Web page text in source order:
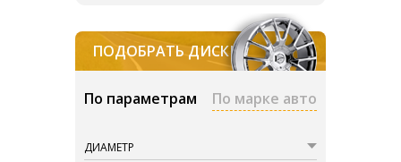
ПОДОБРАТЬ ДИСКИ
По параметрам По марке авто
ДИАМЕТР